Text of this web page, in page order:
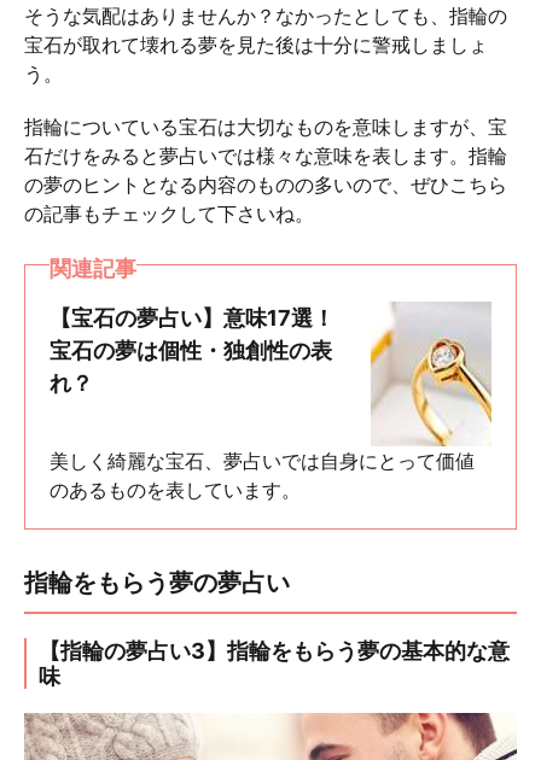
そうな気配はありませんか？なかったとしても、指輪の
宝石が取れて壊れる夢を見た後は十分に警戒しましょ
う。
指輪についている宝石は大切なものを意味しますが、宝
石だけをみると夢占いでは様々な意味を表します。指輪
の夢のヒントとなる内容のものの多いので、ぜひこちら
の記事もチェックして下さいね。
関連記事
【宝石の夢占い】意味17選！
宝石の夢は個性・独創性の表
れ？
美しく綺麗な宝石、夢占いでは自身にとって価値
のあるものを表しています。
指輪をもらう夢の夢占い
【指輪の夢占い3】指輪をもらう夢の基本的な意
味